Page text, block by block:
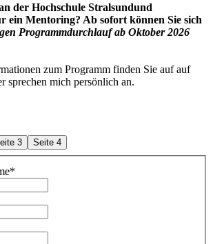
der Hochschule Stralsundund
ein Mentoring? Ab sofort können Sie sich
Programmdurchlauf ab Oktober 2026
zum Programm finden Sie auf auf
sprechen mich persönlich an.
3 Seite 4
*